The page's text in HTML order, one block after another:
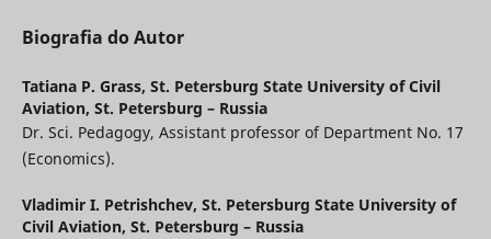
Biografia do Autor
Tatiana P. Grass, St. Petersburg State University of Civil
Aviation, St. Petersburg – Russia
Dr. Sci. Pedagogy, Assistant professor of Department No. 17
(Economics).
Vladimir I. Petrishchev, St. Petersburg State University of
Civil Aviation, St. Petersburg – Russia